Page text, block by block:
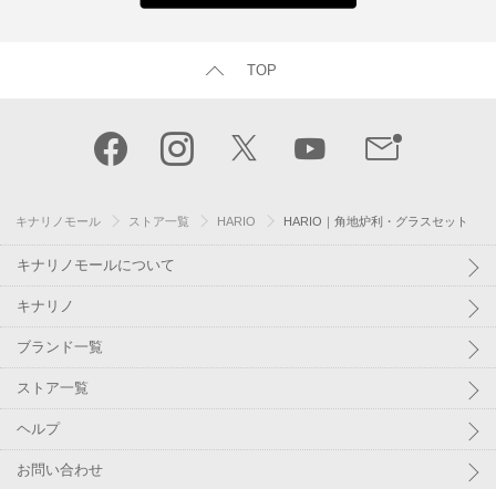
TOP
キナリノモール ストア一覧 HARIO HARIO｜角地炉利・グラスセット
キナリノモールについて
キナリノ
ブランド一覧
ストア一覧
ヘルプ
お問い合わせ